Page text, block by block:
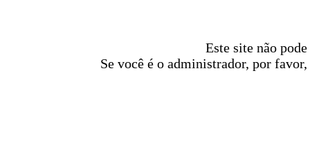
Este site não
Se você é o administrador, por